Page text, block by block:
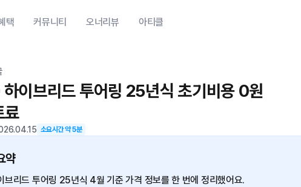
택 커뮤니티 오너리뷰 아티클
이브리드 투어링 25년식 초기비용 0원
료
소요시간 약5분
약
브리드 투어링 25년식 4월 기준 가격 정보를 한 번에 정리했어요.